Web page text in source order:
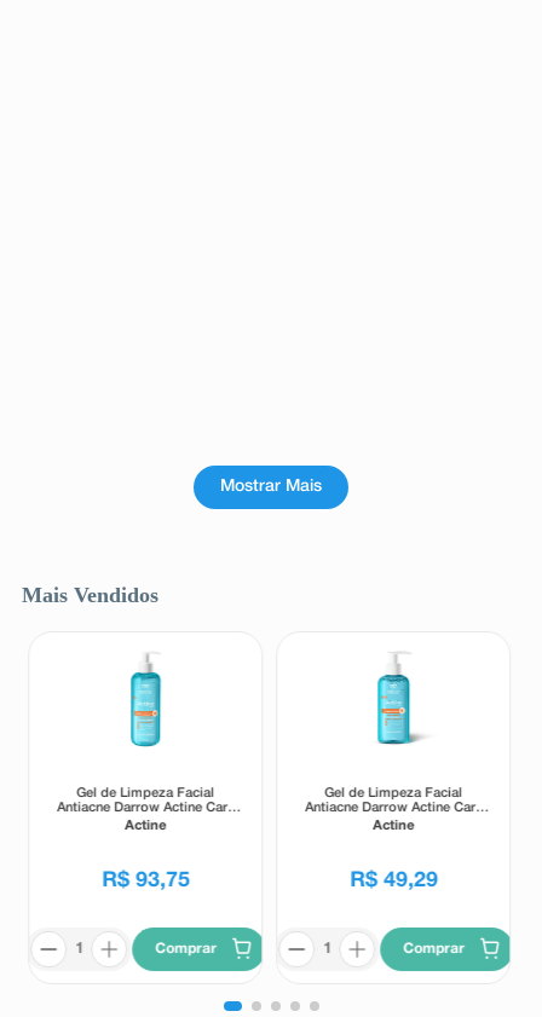
Mostrar Mais
Mais Vendidos
Gel de Limpeza Facial
Antiacne Darrow Actine Care
Alta Tolerância 400g
Actine
R$ 93,75
Comprar
Gel de Limpeza Facial
Antiacne Darrow Actine Care
Alta Tolerância 140g
Actine
R$ 49,29
Comprar